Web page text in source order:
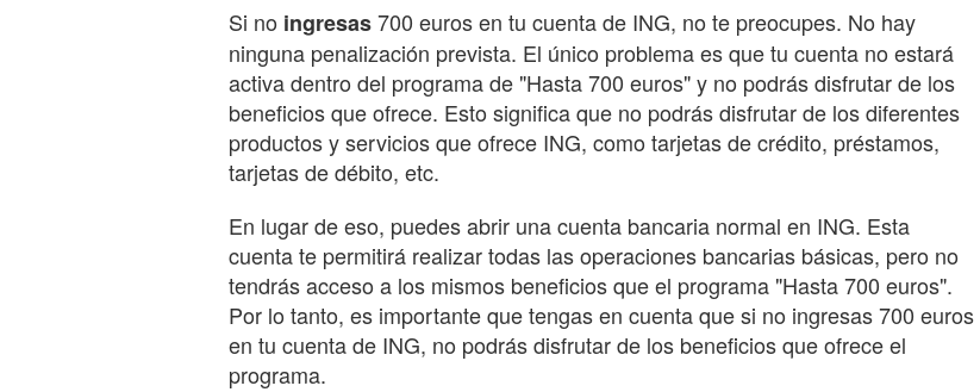
Si no ingresas700 euros en tu cuenta de ING, no te preocupes. No hay
ninguna penalización prevista. El único problema es que tu cuenta no estará
activa dentro del programa de "Hasta 700 euros" y no podrás disfrutar de los
beneficios que ofrece. Esto significa que no podrás disfrutar de los diferentes
productos y servicios que ofrece ING, como tarjetas de crédito, préstamos,
tarjetas de débito, etc.
En lugar de eso, puedes abrir una cuenta bancaria normal en ING. Esta
cuenta te permitirá realizar todas las operaciones bancarias básicas, pero no
tendrás acceso a los mismos beneficios que el programa "Hasta 700 euros".
Por lo tanto, es importante que tengas en cuenta que si no ingresas 700 euros
en tu cuenta de ING, no podrás disfrutar de los beneficios que ofrece el
programa.